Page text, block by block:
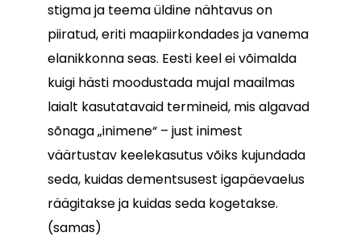
stigma ja teema üldine nähtavus on
piiratud, eriti maapiirkondades ja vanema
elanikkonna seas. Eesti keel ei võimalda
kuigi hästi moodustada mujal maailmas
laialt kasutatavaid termineid, mis algavad
sõnaga „inimene“ – just inimest
väärtustav keelekasutus võiks kujundada
seda, kuidas dementsusest igapäevaelus
räägitakse ja kuidas seda kogetakse.
(samas)